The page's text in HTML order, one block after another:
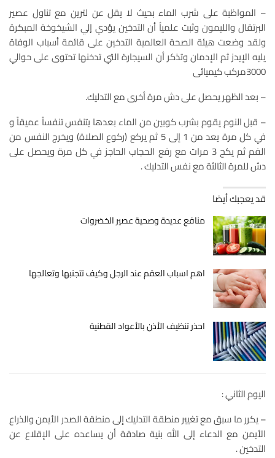
– المواظبة على شرب الماء بحيث لا يقل عن لترين مع تناول عصير
البرتقال والليمون وثبت علمياُ أن التدخين يؤدي إلي الشيخوخة المبكرة
ولقد وضعت هيئة الصحة العالمية التدخين على قائمة أسباب الوفاة
يليه الإيدز ثم الإدمان وتذكر أن السيجارة التي تدخنها تحتوى على حوالي
3000مركب كيميائى
– بعد الظهر يحصل على دش مرة أخرى مع التدليك.
– قبل النوم يقوم بشرب كوبين من الماء بعدها يتنفس تنفساً عميقاً و
في كل مرة يعد من 1 إلى 5 ثم يركع (ركوع الصلاة) ويخرج النفس من
الفم ثم يكح 3 مرات مع رفع الحجاب الحاجز في كل مرة ويحصل على
دش للمرة الثالثة مع نفس التدليك .
قد يعجبك أيضا
منافع عديدة وصحية عصير الخضروات
اهم اسباب العقم عند الرجل وكيف تتجنبها وتعالجها
احذر تنظيف الأذن بالأعواد القطنية
اليوم الثاني :
– يكرر ما سبق مع تغيير منطقة التدليك إلى منطقة الصدر الأيمن والذراع
الأيمن مع الدعاء إلى الله بنية صادقة أن يساعده على الإقلاع عن
التدخين .